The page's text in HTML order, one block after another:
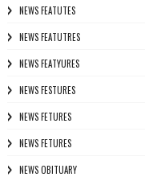
NEWS FEATUTES
NEWS FEATUTRES
NEWS FEATYURES
NEWS FESTURES
NEWS FETURES
NEWS FETURES
NEWS OBITUARY